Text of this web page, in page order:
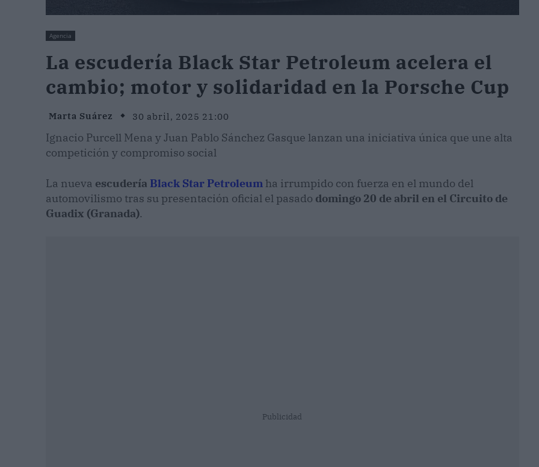
Agencia
La escudería Black Star Petroleum acelera el
cambio; motor y solidaridad en la Porsche Cup
Marta Suárez 30 abril, 2025 21:00
Ignacio Purcell Mena y Juan Pablo Sánchez Gasque lanzan una iniciativa única que une alta
competición y compromiso social
La nueva escudería Black Star Petroleum ha irrumpido con fuerza en el mundo del
automovilismo tras su presentación oficial el pasado domingo 20 de abril en el Circuito de
Guadix (Granada).
Publicidad